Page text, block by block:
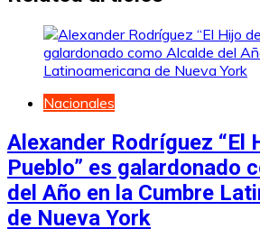
Nacionales
Alexander Rodríguez “El
Pueblo” es galardonado
del Año en la Cumbre
de Nueva York